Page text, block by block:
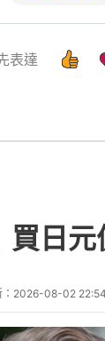
表達
買日
2026-08-02 22:54